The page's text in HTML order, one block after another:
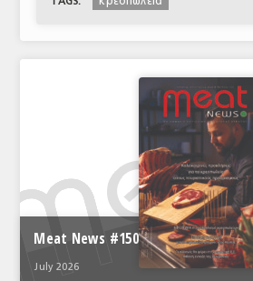
Meat News #150
July 2026